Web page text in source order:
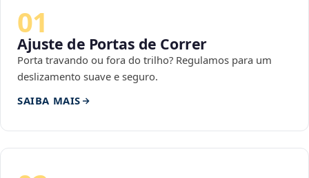
01
Ajuste de Portas de Correr
Porta travando ou fora do trilho? Regulamos para um
deslizamento suave e seguro.
SAIBA MAIS